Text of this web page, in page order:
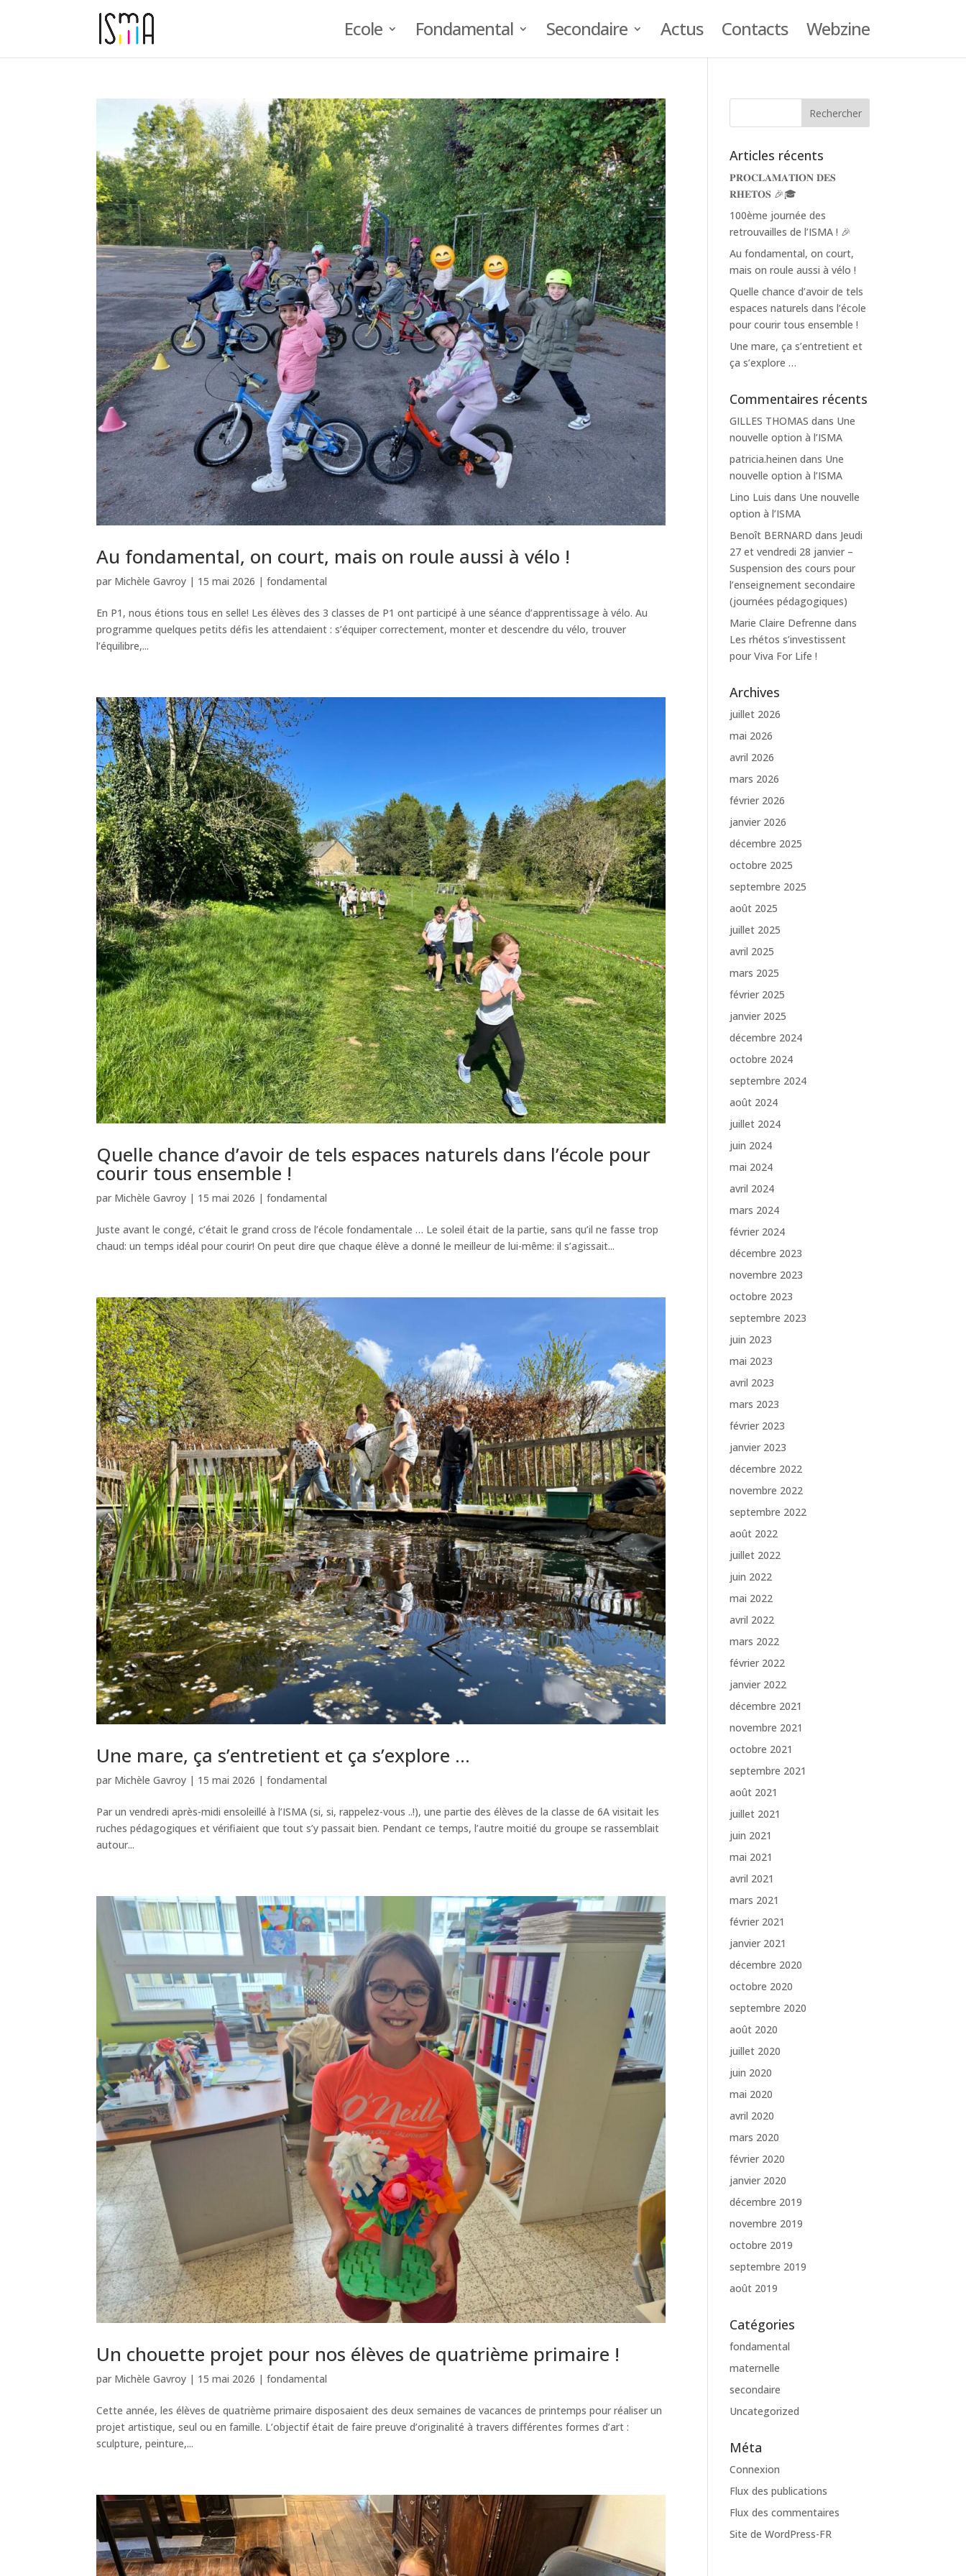
Ecole Fondamental Secondaire Actus Contacts Webzine
Au fondamental, on court, mais on roule aussi à vélo !
par Michèle Gavroy | 15 mai 2026 |fondamental
En P1, nous étions tous en selle! Les élèves des 3 classes de P1 ont participé à une séance d’apprentissage à vélo. Au
programme quelques petits défis les attendaient : s’équiper correctement, monter et descendre du vélo, trouver
l’équilibre,...
Quelle chance d’avoir de tels espaces naturels dans l’école pour
courir tous ensemble !
par Michèle Gavroy | 15 mai 2026 |fondamental
Juste avant le congé, c’était le grand cross de l’école fondamentale … Le soleil était de la partie, sans qu’il ne fasse trop
chaud: un temps idéal pour courir! On peut dire que chaque élève a donné le meilleur de lui-même: il s’agissait...
Une mare, ça s’entretient et ça s’explore …
par Michèle Gavroy | 15 mai 2026 |fondamental
Par un vendredi après-midi ensoleillé à l’ISMA (si, si, rappelez-vous ..!), une partie des élèves de la classe de 6A visitait les
ruches pédagogiques et vérifiaient que tout s’y passait bien. Pendant ce temps, l’autre moitié du groupe se rassemblait
autour...
Un chouette projet pour nos élèves de quatrième primaire !
par Michèle Gavroy | 15 mai 2026 |fondamental
Cette année, les élèves de quatrième primaire disposaient des deux semaines de vacances de printemps pour réaliser un
projet artistique, seul ou en famille. L’objectif était de faire preuve d’originalité à travers différentes formes d’art :
sculpture, peinture,...
Articles récents
𝐏𝐑𝐎𝐂𝐋𝐀𝐌𝐀𝐓𝐈𝐎𝐍 𝐃𝐄𝐒
𝐑𝐇𝐄𝐓𝐎𝐒 🎉🎓
100ème journée des
retrouvailles de l’ISMA ! 🎉
Au fondamental, on court,
mais on roule aussi à vélo !
Quelle chance d’avoir de tels
espaces naturels dans l’école
pour courir tous ensemble !
Une mare, ça s’entretient et
ça s’explore …
Commentaires récents
GILLES THOMAS dans Une
nouvelle option à l’ISMA
patricia.heinen dans Une
nouvelle option à l’ISMA
Lino Luis dans Une nouvelle
option à l’ISMA
Benoît BERNARD dans Jeudi
27 et vendredi 28 janvier –
Suspension des cours pour
l’enseignement secondaire
(journées pédagogiques)
Marie Claire Defrenne dans
Les rhétos s’investissent
pour Viva For Life !
Archives
juillet 2026
mai 2026
avril 2026
mars 2026
février 2026
janvier 2026
décembre 2025
octobre 2025
septembre 2025
août 2025
juillet 2025
avril 2025
mars 2025
février 2025
janvier 2025
décembre 2024
octobre 2024
septembre 2024
août 2024
juillet 2024
juin 2024
mai 2024
avril 2024
mars 2024
février 2024
décembre 2023
novembre 2023
octobre 2023
septembre 2023
juin 2023
mai 2023
avril 2023
mars 2023
février 2023
janvier 2023
décembre 2022
novembre 2022
septembre 2022
août 2022
juillet 2022
juin 2022
mai 2022
avril 2022
mars 2022
février 2022
janvier 2022
décembre 2021
novembre 2021
octobre 2021
septembre 2021
août 2021
juillet 2021
juin 2021
mai 2021
avril 2021
mars 2021
février 2021
janvier 2021
décembre 2020
octobre 2020
septembre 2020
août 2020
juillet 2020
juin 2020
mai 2020
avril 2020
mars 2020
février 2020
janvier 2020
décembre 2019
novembre 2019
octobre 2019
septembre 2019
août 2019
Catégories
fondamental
maternelle
secondaire
Uncategorized
Méta
Connexion
Flux des publications
Flux des commentaires
Site de WordPress-FR